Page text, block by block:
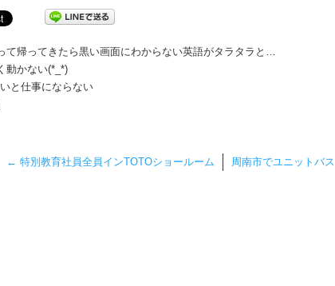
て帰ってきたら黒い画面にわからない英語がタラタラと…
動かない(*_*)
と仕事にならない
← 特別教育社員全員インTOTOショールーム 周南市でユニットバス